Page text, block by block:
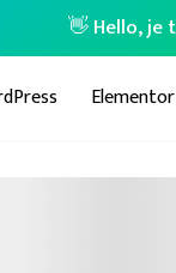
👋 Hello, je
Elementor